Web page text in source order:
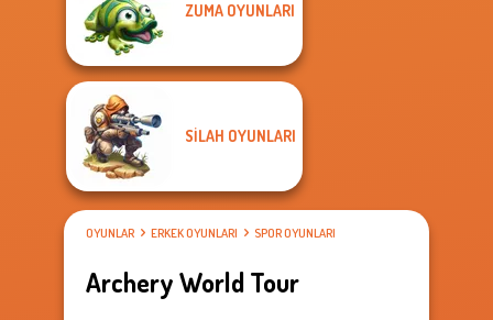
ZUMA OYUNLARI
SILAH OYUNLARI
OYUNLAR ERKEK OYUNLARI SPOR OYUNLARI
Archery World Tour